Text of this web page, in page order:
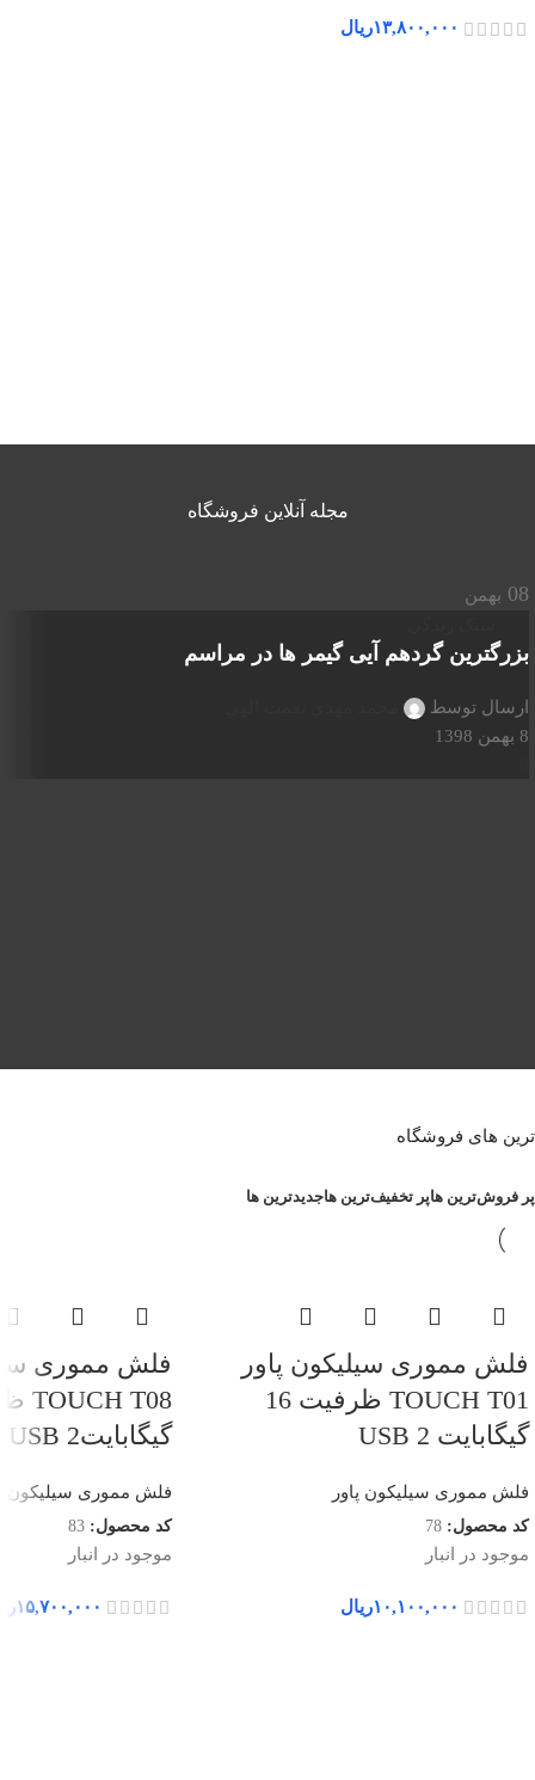
۱۳,۸۰۰,۰۰۰ریال
مجله آنلاین فروشگاه
08 بهمن
بزرگترین گردهم آیی گیمر ها در مراسم
ارسال توسط
8 بهمن 1398
ترین های فروشگاه
پر فروش‌ترین هاپر تخفیف‌ترین هاجدیدترین ها
فلش مموری سیلیکون پاور
TOUCH T01 ظرفیت 16
گیگابایت USB 2
فلش مموری سیلیکون پاور
کد محصول: 78
موجود در انبار
۱۰,۱۰۰,۰۰۰ریال
فلش مموری
گیگابایتUSB 2
فلش مموری سیلیکون
کد محصول: 83
موجود در انبار
۱۵,۷۰۰,۰۰۰